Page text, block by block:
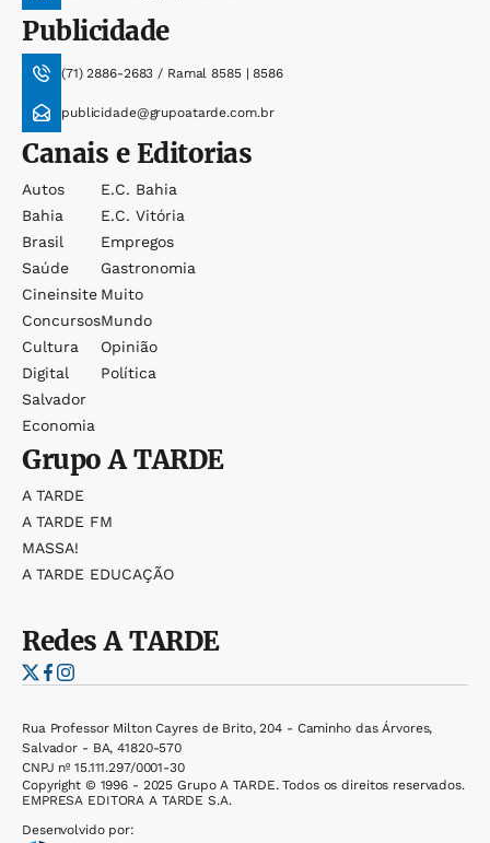
Publicidade
(71) 2886-2683 / Ramal 8585 | 8586
publicidade@grupoatarde.com.br
Canais e Editorias
Autos
Bahia
Brasil
Saúde
Cineinsite
Concursos
Cultura
Digital
Salvador
Economia
E.c. Bahia
E.c. Vitória
Empregos
Gastronomia
Muito
Mundo
Opinião
Política
GrupoA TARDE
A TARDE
A TARDE FM
MASSA!
A TARDE EDUCAÇÃO
RedesA TARDE
Rua Professor Milton Cayres de Brito, 204 - Caminho das Árvores,
Salvador - BA, 41820-570
CNPJ nº 15.111.297/0001-30
Copyright © 1996 - 2025 Grupo A TARDE. Todos os direitos reservados.
EMPRESA EDITORA A TARDE S.A.
Desenvolvido por: